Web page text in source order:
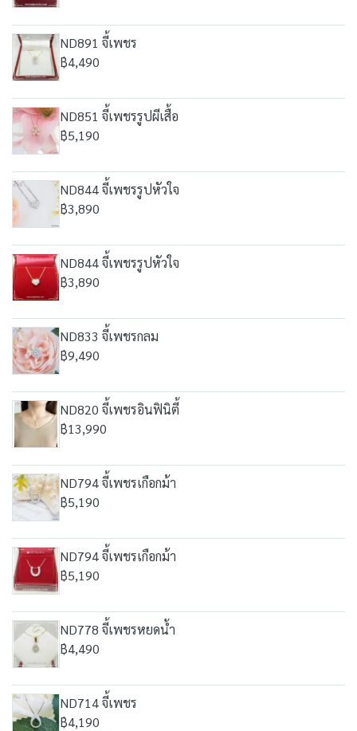
ND891 จี้เพชร
฿4,490
ND851 จี้เพชรรูปผีเสื้อ
฿5,190
ND844 จี้เพชรรูปหัวใจ
฿3,890
ND844 จี้เพชรรูปหัวใจ
฿3,890
ND833 จี้เพชรกลม
฿9,490
ND820 จี้เพชรอินฟินิตี้
฿13,990
ND794 จี้เพชรเกือกม้า
฿5,190
ND794 จี้เพชรเกือกม้า
฿5,190
ND778 จี้เพชรหยดน้ำ
฿4,490
ND714 จี้เพชร
฿4,190